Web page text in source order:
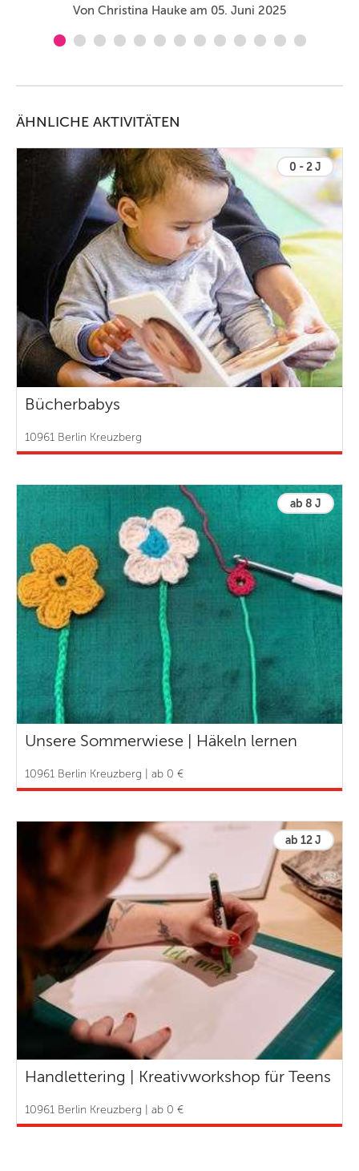
Von Christina Hauke am 05. Juni 2025
ÄHNLICHE AKTIVITÄTEN
0 - 2 J
Bücherbabys
10961 Berlin Kreuzberg
ab 8 J
Unsere Sommerwiese | Häkeln lernen
10961 Berlin Kreuzberg | ab 0 €
ab 12 J
Handlettering | Kreativworkshop für Teens
10961 Berlin Kreuzberg | ab 0 €